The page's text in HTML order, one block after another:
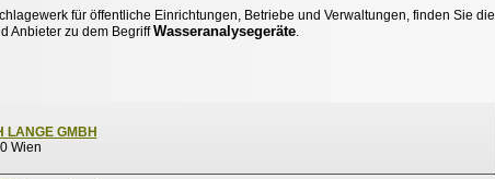
für öffentliche Einrichtungen, Betriebe und Verwaltungen, finden Sie die
Anbieter zu dem BegriffWasseranalysegeräte.
LANGE GMBH
Wien